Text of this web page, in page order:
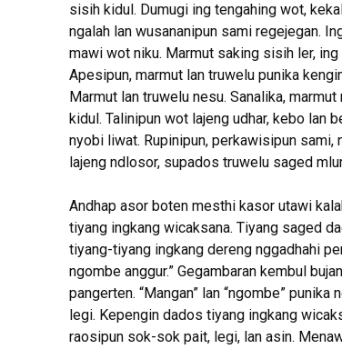
sisih kidul. Dumugi ing tengahing wot,
ngalah lan wusananipun sami regejegan.
mawi wot niku. Marmut saking sisih ler,
Apesipun, marmut lan truwelu punika
Marmut lan truwelu nesu. Sanalika,
kidul. Talinipun wot lajeng udhar, kebo lan
nyobi liwat. Rupinipun, perkawisipun
lajeng ndlosor, supados truwelu saged
Andhap asor boten mesthi kasor utawi
tiyang ingkang wicaksana. Tiyang saged
tiyang-tiyang ingkang dereng nggadhahi
ngombe anggur.” Gegambaran kembul
pangerten. “Mangan” lan “ngombe”
legi. Kepengin dados tiyang ingkang
raosipun sok-sok pait, legi, lan asin.